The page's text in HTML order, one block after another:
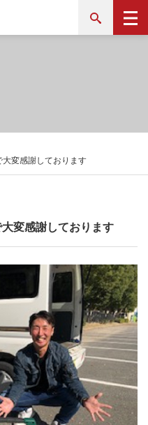
変感謝しております
変感謝しております